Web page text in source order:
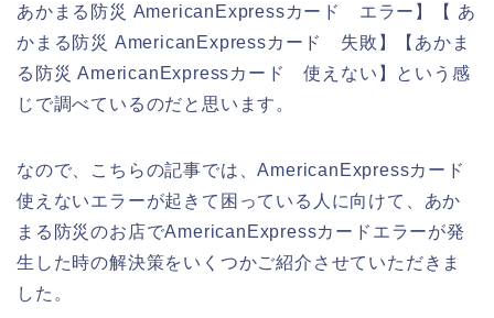
あかまる防災 AmericanExpressカード エラー】【 あ
かまる防災 AmericanExpressカード 失敗】【あかま
る防災 AmericanExpressカード 使えない】という感
じで調べているのだと思います。
なので、こちらの記事では、AmericanExpressカード
使えないエラーが起きて困っている人に向けて、あか
まる防災のお店でAmericanExpressカードエラーが発
生した時の解決策をいくつかご紹介させていただきま
した。